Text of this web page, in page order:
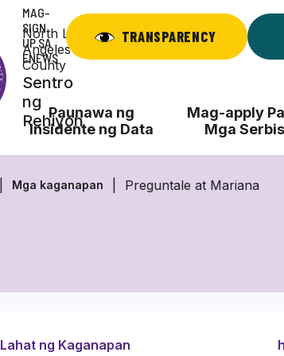
North Los
Angeles
County
Sentro
ng
Rehiyon
MAG-
SIGN
UP SA
ENEWS
TRANSPARENCY
Paunawa ng
Insidente ng Data
Mag-apply
Mga
Mga kaganapan Preguntale at Mariana
Lahat ng Kaganapan